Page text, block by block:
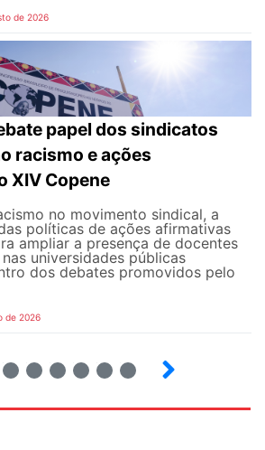
de 2026
papel dos sindicatos
racismo e ações
XIV Copene
no movimento sindical, a
políticas de ações afirmativas
ampliar a presença de docentes
universidades públicas
dos debates promovidos pelo
de 2026